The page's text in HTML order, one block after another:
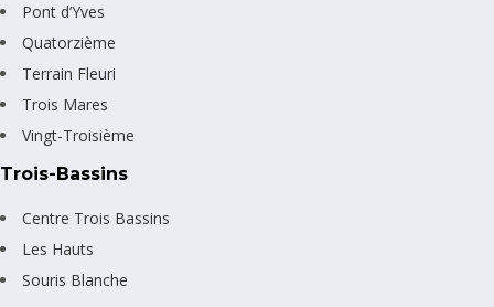
Pont d’Yves
Quatorzième
Terrain Fleuri
Trois Mares
Vingt-Troisième
Trois-Bassins
Centre Trois Bassins
Les Hauts
Souris Blanche